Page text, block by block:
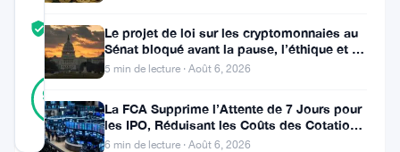
TRUST
SCORE
Vérifié
98
RÉEL
41
Mis à jour 2 mois il y a
Le projet de loi sur les cryptomonnaies au
Sénat bloqué avant la pause, l’éthique et le
FBI s’opposent
5 min de lecture · Août 6, 2026
La FCA Supprime l’Attente de 7 Jours pour
les IPO, Réduisant les Coûts des Cotations
au Royaume-Uni
6 min de lecture · Août 6, 2026